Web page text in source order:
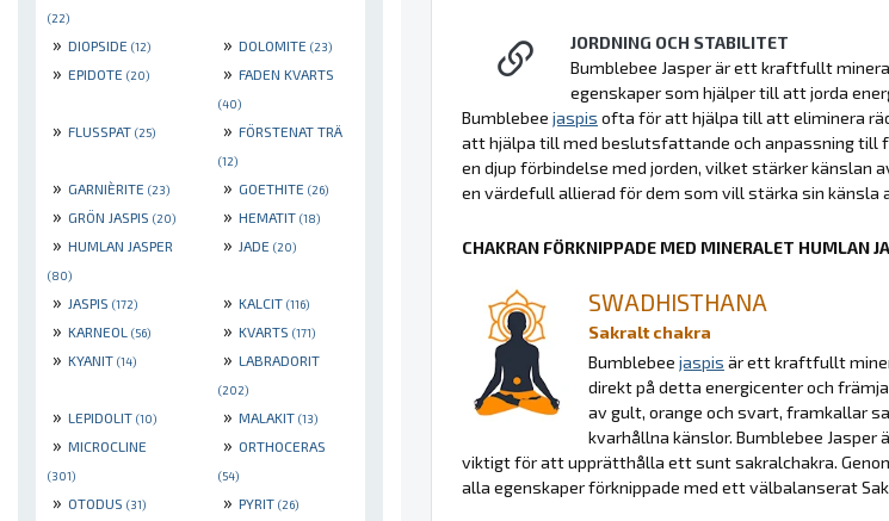
(22)
» DIOPSIDE (12) » DOLOMITE (23)
» EPIDOTE (20) » FADEN KVARTS
(40)
» FLUSSPAT (25) » FÖRSTENAT TRÄ
(12)
» GARNIÈRITE (23) » GOETHITE (26)
» GRÖN JASPIS (20) » HEMATIT (18)
» HUMLAN JASPER
(80)
» JADE (20)
» JASPIS (172) » KALCIT (116)
» KARNEOL (56) » KVARTS (171)
» KYANIT (14) » LABRADORIT
(202)
» LEPIDOLIT (10) » MALAKIT (13)
» MICROCLINE
(301)
» ORTHOCERAS
(54)
» OTODUS (31) » PYRIT (26)
JORDNING OCH STABILITET
Bumblebee Jasper är ett kraftfullt
egenskaper som hjälper till att jorda
Bumblebee jaspis ofta för att hjälpa till att eliminera
att hjälpa till med beslutsfattande och anpassning till
en djup förbindelse med jorden, vilket stärker känslan
en värdefull allierad för dem som vill stärka sin känsla
CHAKRAN FÖRKNIPPADE MED MINERALET HUMLAN
SWADHISTHANA
Sakralt chakra
Bumblebee jaspis är ett kraftfullt
direkt på detta energicenter och
av gult, orange och svart, framkallar
kvarhållna känslor. Bumblebee
viktigt för att upprätthålla ett sunt sakralchakra.
alla egenskaper förknippade med ett välbalanserat